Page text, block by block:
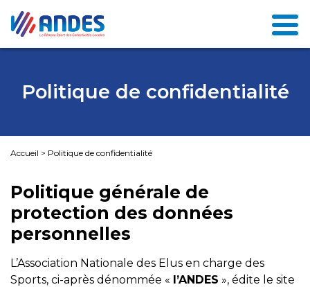
Politique de confidentialité
Accueil > Politique de confidentialité
Politique générale de
protection des données
personnelles
L’Association Nationale des Elus en charge des
Sports, ci-après dénommée « l’ANDES », édite le site